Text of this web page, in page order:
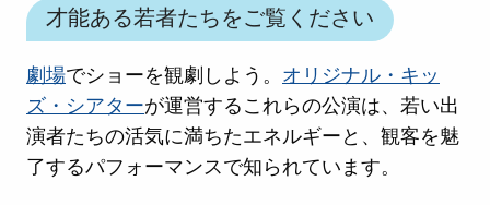
才能ある若者たちをご覧ください
劇場でショーを観劇しよう。 オリジナル・キッ
ズ・シアターが運営するこれらの公演は、若い出
演者たちの活気に満ちたエネルギーと、観客を魅
了するパフォーマンスで知られています。